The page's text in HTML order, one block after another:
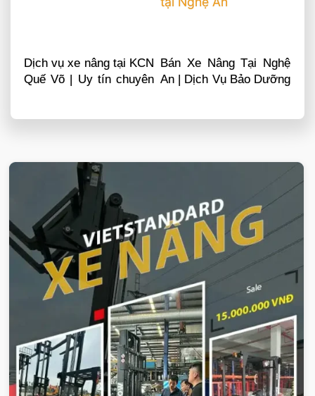
VIETSTANDARD VIỆT NAM
Xe-nang
Dịch vụ xe nâng tại KCN
Quế Võ | Uy tín chuyên
Bán Xe Nâng Tại Nghệ
An | Dịch Vụ Bảo Dưỡng